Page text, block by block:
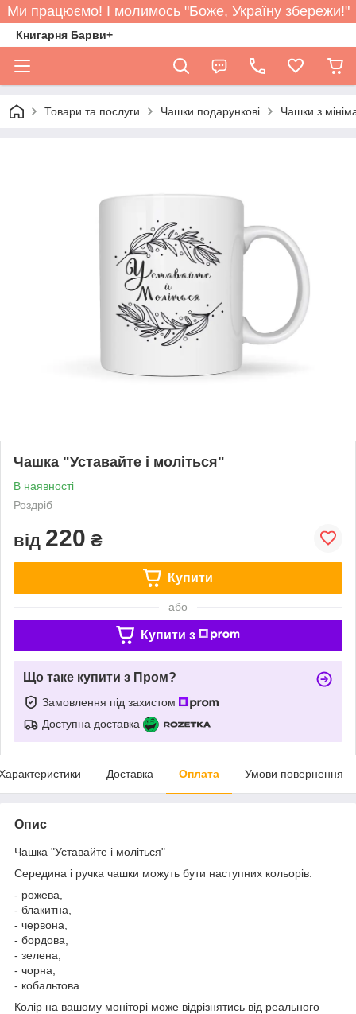
Ми працюємо! І молимось "Боже, Україну збережи!"
Книгарня Барви+
Товари та послуги Чашки подарункові Чашки з
Чашка "Уставайте і моліться"
В наявності
Роздріб
від 220 ₴
Купити
або
Купити з
Що таке купити з Пром?
Замовлення під захистом
Доступна доставка
Доставка Оплата Умови повернення
Опис
Чашка "Уставайте і моліться"
Середина і ручка чашки можуть бути наступних кольорів:
- рожева,
- блакитна,
- червона,
- бордова,
- зелена,
- чорна,
- кобальтова.
Колір на вашому моніторі може відрізнятись від реального